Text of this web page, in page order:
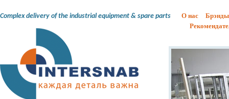
Complex delivery of the industrial equipment & spare parts О нас
Брэнды